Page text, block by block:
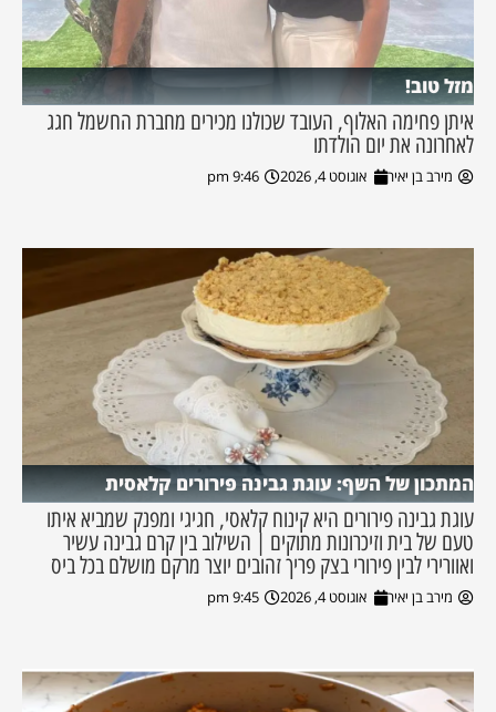
מזל טוב!
איתן פחימה האלוף, העובד שכולנו מכירים מחברת החשמל חגג
לאחרונה את יום הולדתו
מירב בן יאיר אוגוסט 4, 2026 9:46 pm
המתכון של השף: עוגת גבינה פירורים קלאסית
עוגת גבינה פירורים היא קינוח קלאסי, חגיגי ומפנק שמביא איתו
טעם של בית וזיכרונות מתוקים | השילוב בין קרם גבינה עשיר
ואוורירי לבין פירורי בצק פריך זהובים יוצר מרקם מושלם בכל ביס
מירב בן יאיר אוגוסט 4, 2026 9:45 pm